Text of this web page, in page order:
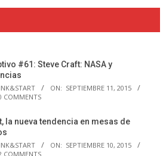
#61: Steve Craft: NASA y
ON: SEPTIEMBRE 11, 2015
COMMENTS
la nueva tendencia en mesas de
ON: SEPTIEMBRE 10, 2015
COMMENTS